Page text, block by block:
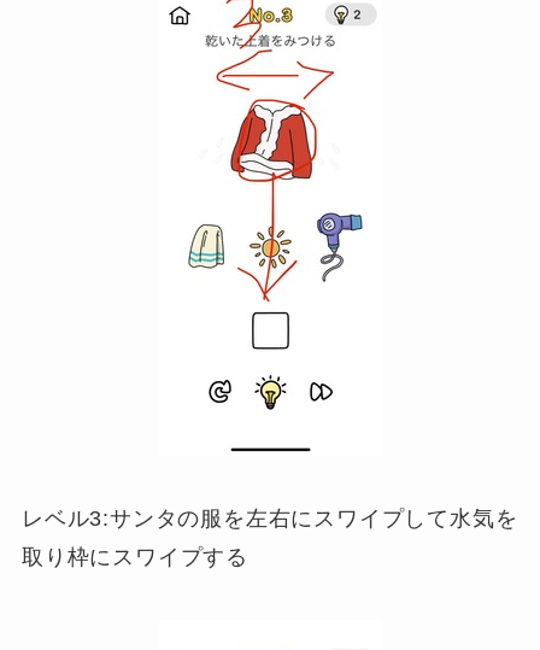
レベル3:サンタの服を左右にスワイプして水気を
取り枠にスワイプする